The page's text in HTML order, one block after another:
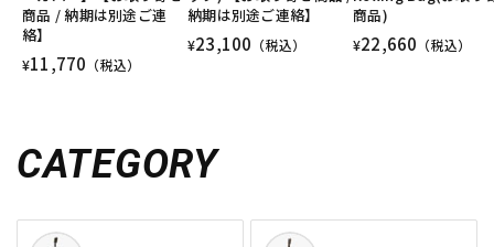
商品 / 納期は別途ご連
絡】
¥11,770 （税込）
納期は別途ご連絡】
¥23,100 （税込）
商品)
¥22,660 （税込）
CATEGORY